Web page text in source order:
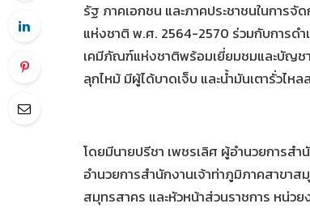
รัฐ ภาคเอกชน และภาคประชาชนในการ
แห่งชาติ พ.ศ. 2564-2570 ร่วมกับการด
เคมีภัณฑ์แห่งชาติพร้อมเยี่ยมชมและบัญช
ลุกไหม้ มีผู้ได้บาดเจ็บ และน้ำมันเตารั่วไห
โดยมีนายปรีชา เพชรเลิศ ผู้อำนวยการ
อำนวยการสำนักงานเจ้าท่าภูมิภาคสาขาส
สมุทรสาคร และหัวหน้าส่วนราชการ หน่ว